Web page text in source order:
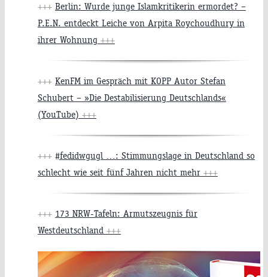
+++ Berlin: Wurde junge Islamkritikerin ermordet? –
P.E.N. entdeckt Leiche von Arpita Roychoudhury in
ihrer Wohnung +++
+++ KenFM im Gespräch mit KOPP Autor Stefan
Schubert – »Die Destabilisierung Deutschlands«
(YouTube) +++
+++ #fedidwgugl …: Stimmungslage in Deutschland so
schlecht wie seit fünf Jahren nicht mehr +++
+++ 173 NRW-Tafeln: Armutszeugnis für
Westdeutschland +++